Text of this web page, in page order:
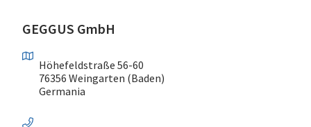
GEGGUS GmbH
Höhefeldstraße 56-60
76356 Weingarten (Baden)
Germania